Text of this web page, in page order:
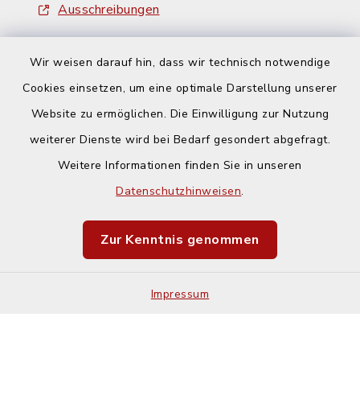
Wir weisen darauf hin, dass wir technisch notwendige
Cookies einsetzen, um eine optimale Darstellung unserer
Website zu ermöglichen. Die Einwilligung zur Nutzung
weiterer Dienste wird bei Bedarf gesondert abgefragt.
Weitere Informationen finden Sie in unseren
Datenschutzhinweisen.
Zur Kenntnis genommen
Impressum
Ausschreibungen
Barrierefreiheit
Impressum
Sitemap